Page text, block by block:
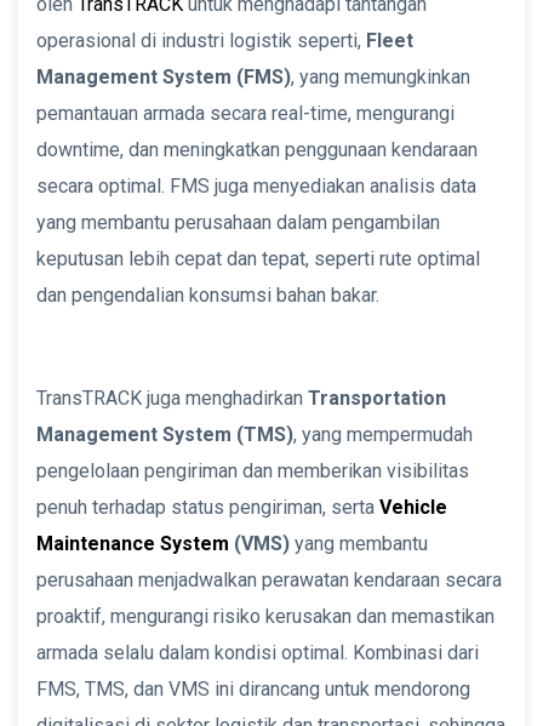
operasional di industri logistik seperti, Fleet
Management System (FMS), yang memungkinkan
pemantauan armada secara real-time, mengurangi
downtime, dan meningkatkan penggunaan kendaraan
secara optimal. FMS juga menyediakan analisis data
yang membantu perusahaan dalam pengambilan
keputusan lebih cepat dan tepat, seperti rute optimal
dan pengendalian konsumsi bahan bakar.
TransTRACK juga menghadirkan Transportation
Management System (TMS), yang mempermudah
pengelolaan pengiriman dan memberikan visibilitas
penuh terhadap status pengiriman, serta Vehicle
Maintenance System (VMS) yang membantu
perusahaan menjadwalkan perawatan kendaraan secara
proaktif, mengurangi risiko kerusakan dan memastikan
armada selalu dalam kondisi optimal. Kombinasi dari
FMS, TMS, dan VMS ini dirancang untuk mendorong